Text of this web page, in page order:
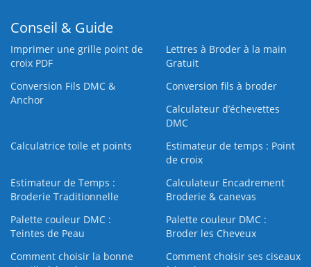
Conseil & Guide
Imprimer une grille point de
croix PDF
Lettres à Broder à la main
Gratuit
Conversion Fils DMC &
Anchor
Conversion fils à broder
Calculateur d’échevettes
DMC
Calculatrice toile et points
Estimateur de temps : Point
de croix
Estimateur de Temps :
Broderie Traditionnelle
Calculateur Encadrement
Broderie & canevas
Palette couleur DMC :
Teintes de Peau
Palette couleur DMC :
Broder les Cheveux
Comment choisir la bonne
Comment choisir ses ciseaux